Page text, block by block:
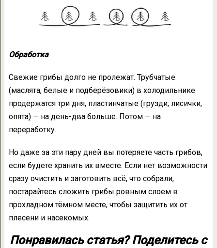
Обработка
Свежие грибы долго не пролежат. Трубчатые
(маслята, белые и подберёзовики) в холодильнике
продержатся три дня, пластинчатые (грузди, лисички,
опята) — на день-два больше. Потом — на
переработку.
Но даже за эти пару дней вы потеряете часть грибов,
если будете хранить их вместе. Если нет возможности
сразу очистить и заготовить всё, что собрали,
постарайтесь сложить грибы ровным слоем в
прохладном тёмном месте, чтобы защитить их от
плесени и насекомых.
Понравилась статья? Поделитесь с